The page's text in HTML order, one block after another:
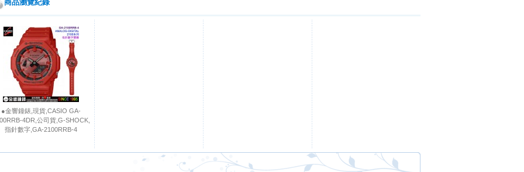
商品瀏覽紀錄
●金響鐘錶,現貨,CASIO GA-
4DR,公司貨,G-SHOCK,
指針數字,GA-2100RRB-4